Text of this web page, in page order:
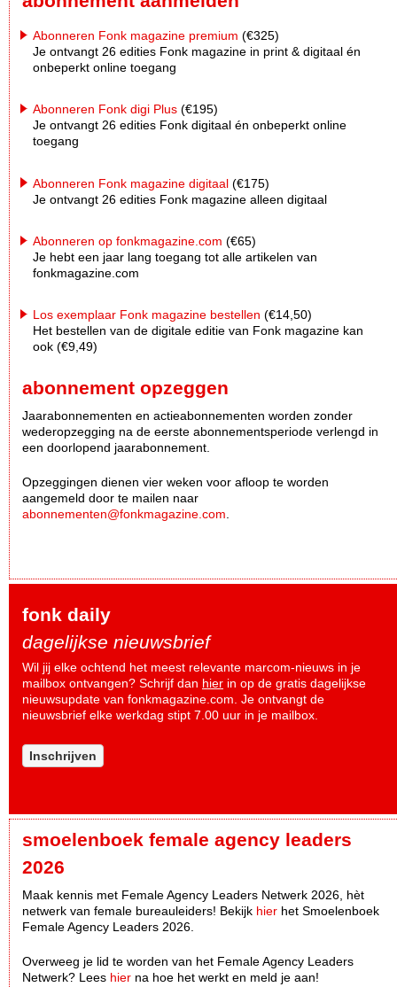
Abonneren Fonk magazine premium (€325)
Je ontvangt 26 edities Fonk magazine in print & digitaal én
onbeperkt online toegang
Abonneren Fonk digi Plus (€195)
Je ontvangt 26 edities Fonk digitaal én onbeperkt online
toegang
Abonneren Fonk magazine digitaal (€175)
Je ontvangt 26 edities Fonk magazine alleen digitaal
Abonneren op fonkmagazine.com (€65)
Je hebt een jaar lang toegang tot alle artikelen van
fonkmagazine.com
Los exemplaar Fonk magazine bestellen (€14,50)
Het bestellen van de digitale editie van Fonk magazine kan
ook (€9,49)
abonnement opzeggen
Jaarabonnementen en actieabonnementen worden zonder
wederopzegging na de eerste abonnementsperiode verlengd in
een doorlopend jaarabonnement.
Opzeggingen dienen vier weken voor afloop te worden
aangemeld door te mailen naar
abonnementen@fonkmagazine.com
fonk daily
dagelijkse nieuwsbrief
Wil jij elke ochtend het meest relevante marcom-nieuws in je
mailbox ontvangen? Schrijf dan hier in op de gratis dagelijkse
nieuwsupdate van fonkmagazine.com. Je ontvangt de
nieuwsbrief elke werkdag stipt 7.00 uur in je mailbox.
Inschrijven
smoelenboek female agency leaders
2026
Maak kennis met Female Agency Leaders Netwerk 2026, hèt
netwerk van female bureauleiders! Bekijk hier het Smoelenboek
Female Agency Leaders 2026.
Overweeg je lid te worden van het Female Agency Leaders
Netwerk? Lees hier na hoe het werkt en meld je aan!